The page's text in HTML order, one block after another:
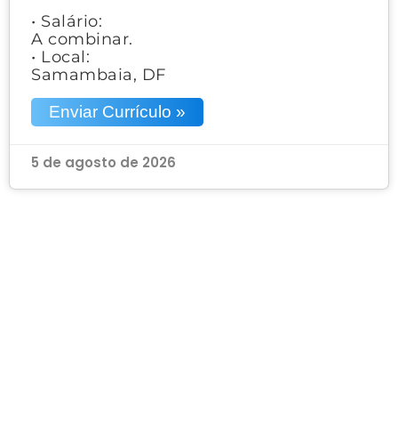
• Salário:
A combinar.
• Local:
Samambaia, DF
Enviar Currículo »
5 de agosto de 2026